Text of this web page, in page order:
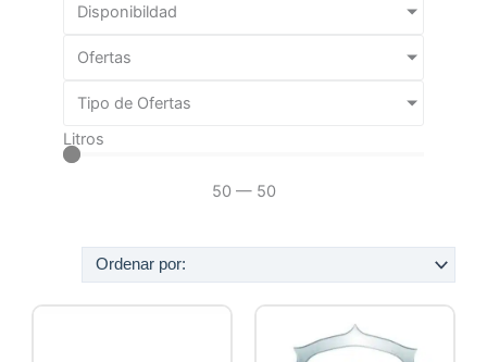
Disponibildad
Ofertas
Tipo de Ofertas
Litros
50 — 50